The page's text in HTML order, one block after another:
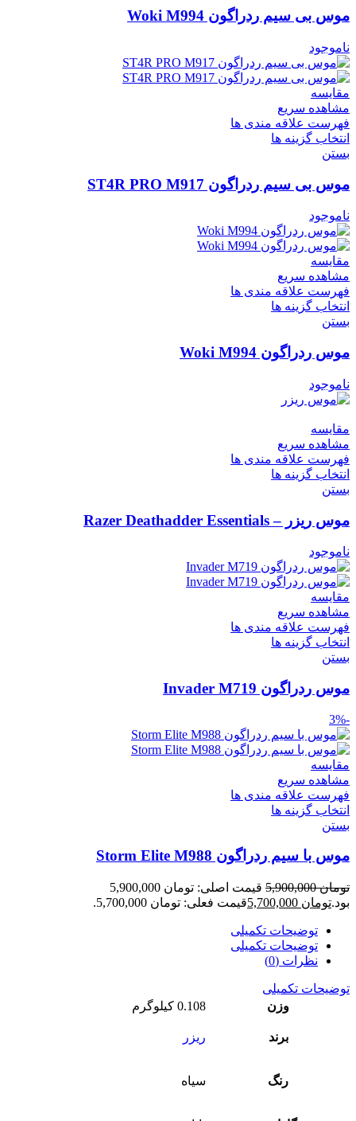
موس بی سیم ردراگون Woki M994
ناموجود
مقایسه
مشاهده سریع
فهرست علاقه مندی ها
انتخاب گزینه ها
بستن
موس بی سیم ردراگون ST4R PRO M917
ناموجود
مقایسه
مشاهده سریع
فهرست علاقه مندی ها
انتخاب گزینه ها
بستن
موس ردراگون Woki M994
ناموجود
مقایسه
مشاهده سریع
فهرست علاقه مندی ها
انتخاب گزینه ها
بستن
موس ریزر – Razer Deathadder Essentials
ناموجود
مقایسه
مشاهده سریع
فهرست علاقه مندی ها
انتخاب گزینه ها
بستن
موس ردراگون Invader M719
-3%
مقایسه
مشاهده سریع
فهرست علاقه مندی ها
انتخاب گزینه ها
بستن
موس با سیم ردراگون Storm Elite M988
تومان5,900,000
قیمت اصلی: تومان 5,900,000
بود.تومان قیمت فعلی: تومان 5,700,000.
توضیحات تکمیلی
توضیحات تکمیلی
نظرات (0)
توضیحات تکمیلی
وزن
0.108 کیلوگرم
برند ریزر
رنگ سیاه